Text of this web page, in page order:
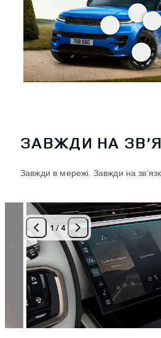
ЗАВЖДИ НА
Завжди в мережі. Завжди на
1 /4